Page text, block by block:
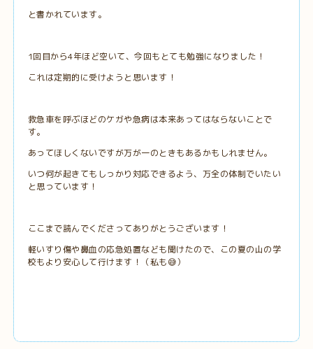
と書かれています。
1回目から4年ほど空いて、今回もとても勉強になりました！
これは定期的に受けようと思います！
救急車を呼ぶほどのケガや急病は本来あってはならないことで
す。
あってほしくないですが万が一のときもあるかもしれません。
いつ何が起きてもしっかり対応できるよう、万全の体制でいたい
と思っています！
ここまで読んでくださってありがとうございます！
軽いすり傷や鼻血の応急処置なども聞けたので、この夏の山の学
校もより安心して行けます！（私も😅）